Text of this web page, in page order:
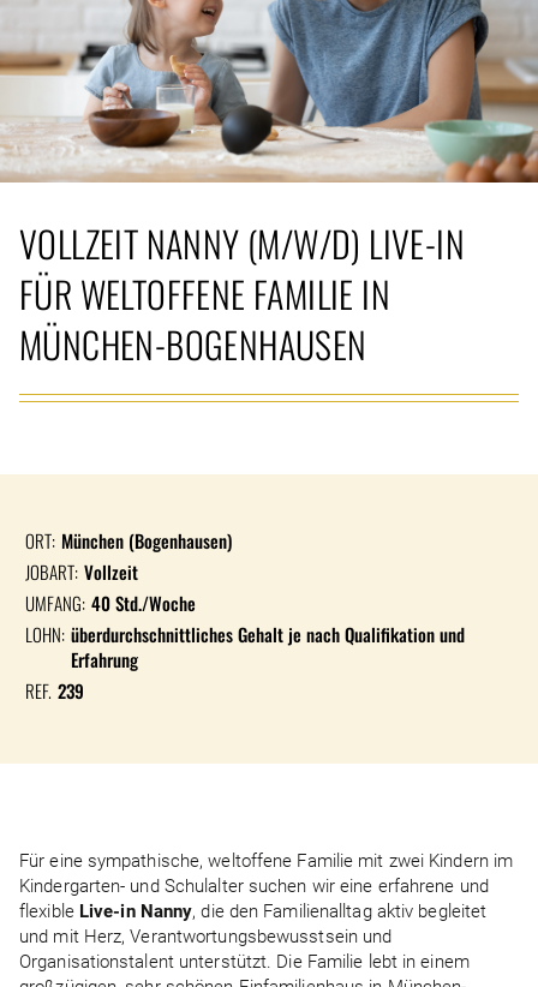
VOLLZEIT NANNY (M/W/D) LIVE-IN
FÜR WELTOFFENE FAMILIE IN
MÜNCHEN-BOGENHAUSEN
ORT: München (Bogenhausen)
JOBART: Vollzeit
UMFANG: 40 Std./Woche
LOHN: überdurchschnittliches Gehalt je nach Qualifikation und
Erfahrung
REF. 239
Für eine sympathische, weltoffene Familie mit zwei Kindern im
Kindergarten- und Schulalter suchen wir eine erfahrene und
flexible Live-in Nanny, die den Familienalltag aktiv begleitet
und mit Herz, Verantwortungsbewusstsein und
Organisationstalent unterstützt. Die Familie lebt in einem